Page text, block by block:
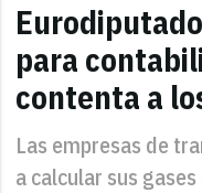
para
contenta a
Las empresas de
a calcular sus